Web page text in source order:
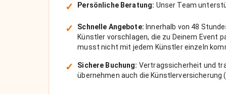
✓ Persönliche Beratung: Unser Team
✓ Schnelle Angebote: Innerhalb von 48
Künstler vorschlagen, die zu Deinem Event
musst nicht mit jedem Künstler einzeln
✓ Sichere Buchung: Vertragssicherheit und
übernehmen auch die Künstlerversicherung